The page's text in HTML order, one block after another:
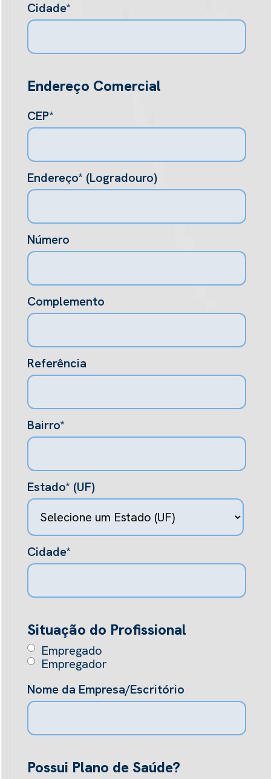
Cidade*
Endereço Comercial
CEP*
Endereço* (Logradouro)
Número
Complemento
Referência
Bairro*
Estado* (UF)
Cidade*
Situação do Profissional
Empregado
Empregador
Nome da Empresa/Escritório
Possui Plano de Saúde?